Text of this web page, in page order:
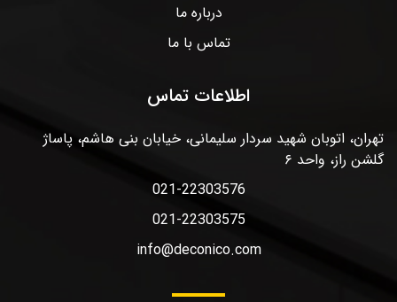
درباره ما
تماس با ما
اطلاعات تماس
تهران، اتوبان شهید سردار سلیمانی، خیابان بنی هاشم، پاساژ
گلشن راز، واحد ۶
021-22303576
021-22303575
info@deconico.com